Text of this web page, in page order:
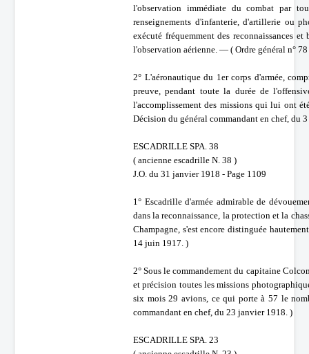
l'observation immédiate du combat par
renseignements d'infanterie, d'artillerie ou
exécuté fréquemment des reconnaissances
l'observation aérienne. — ( Ordre général n°
2° L'aéronautique du 1er corps d'armée,
preuve, pendant toute la durée de
l'accomplissement des missions qui lui ont
Décision du général commandant en chef, du
ESCADRILLE SPA. 38
( ancienne escadrille N. 38 )
J.O. du 31 janvier 1918 - Page 1109
1° Escadrille d'armée admirable de
dans la reconnaissance, la protection et la
Champagne, s'est encore distinguée
14 juin 1917. )
2° Sous le commandement du capitaine
et précision toutes les missions
six mois 29 avions, ce qui porte à 57 le
commandant en chef, du 23 janvier 1918. )
ESCADRILLE SPA. 23